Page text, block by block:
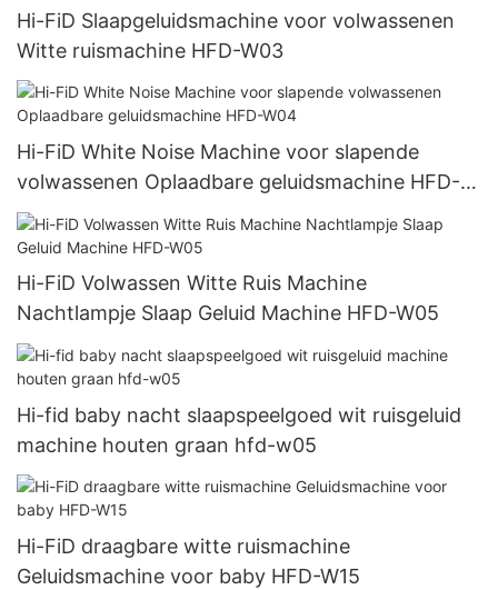
Hi-FiD Slaapgeluidsmachine voor volwassenen
Witte ruismachine HFD-W03
Hi-FiD White Noise Machine voor slapende
volwassenen Oplaadbare geluidsmachine HFD-
W04
Hi-FiD Volwassen Witte Ruis Machine
Nachtlampje Slaap Geluid Machine HFD-W05
Hi-fid baby nacht slaapspeelgoed wit ruisgeluid
machine houten graan hfd-w05
Hi-FiD draagbare witte ruismachine
Geluidsmachine voor baby HFD-W15